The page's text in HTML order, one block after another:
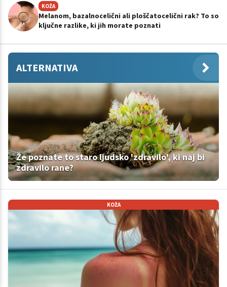
KOŽA
Melanom, bazalnocelični ali ploščatocelični rak? To so
ključne razlike, ki jih morate poznati
ALTERNATIVA
Že poznate to staro ljudsko 'zdravilo', ki naj bi
zdravilo rane?
KOŽA